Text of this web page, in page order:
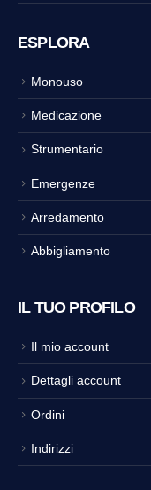
ESPLORA
Monouso
Medicazione
Strumentario
Emergenze
Arredamento
Abbigliamento
IL TUO PROFILO
Il mio account
Dettagli account
Ordini
Indirizzi